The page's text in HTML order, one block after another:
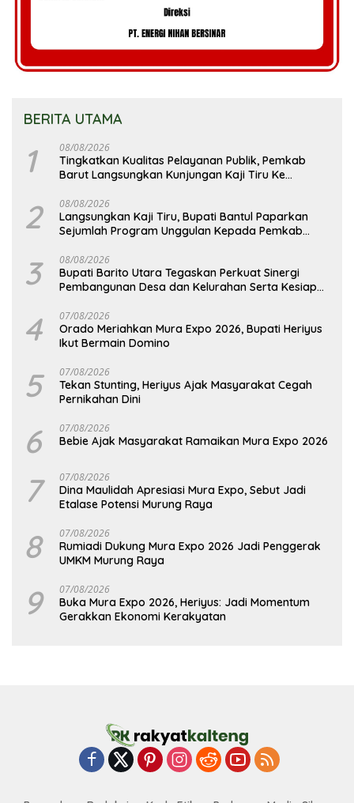
BERITA UTAMA
1 08/08/2026
Tingkatkan Kualitas Pelayanan Publik, Pemkab
Barut Langsungkan Kunjungan Kaji Tiru Ke
2 08/08/2026
Langsungkan Kaji Tiru, Bupati Bantul Paparkan
Sejumlah Program Unggulan Kepada Pemkab
3 08/08/2026
Bupati Barito Utara Tegaskan Perkuat Sinergi
Pembangunan Desa dan Kelurahan Serta Kesiapan
4 07/08/2026
Orado Meriahkan Mura Expo 2026, Bupati Heriyus
Ikut Bermain Domino
5 07/08/2026
Tekan Stunting, Heriyus Ajak Masyarakat Cegah
Pernikahan Dini
6 07/08/2026
Bebie Ajak Masyarakat Ramaikan Mura Expo 2026
7 07/08/2026
Dina Maulidah Apresiasi Mura Expo, Sebut Jadi
Etalase Potensi Murung Raya
8 07/08/2026
Rumiadi Dukung Mura Expo 2026 Jadi Penggerak
UMKM Murung Raya
9 07/08/2026
Buka Mura Expo 2026, Heriyus: Jadi Momentum
Gerakkan Ekonomi Kerakyatan